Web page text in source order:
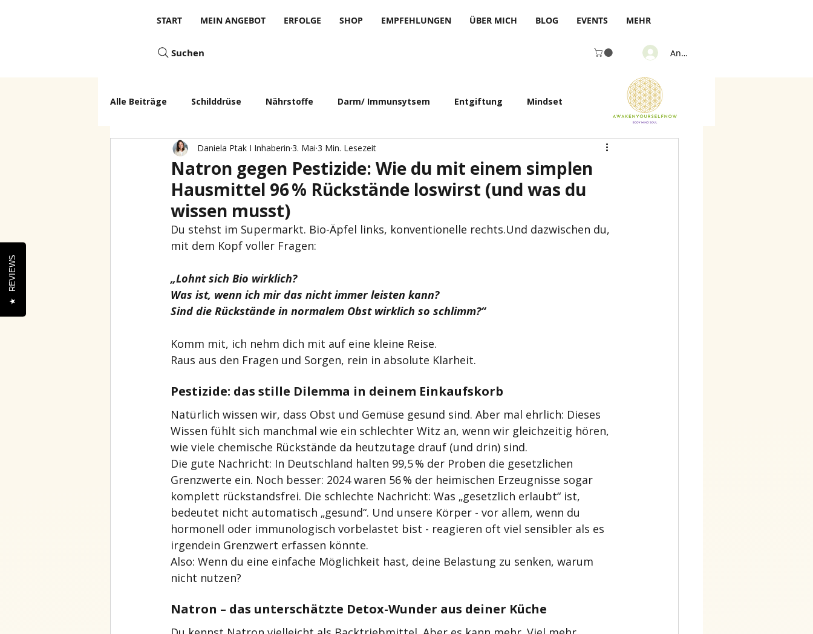
START MEIN ANGEBOT ERFOLGE SHOP EMPFEHLUNGEN ÜBER MICH BLOG EVENTS MEHR
Suchen Anmelden
Alle Beiträge Schilddrüse Nährstoffe Darm/ Immunsytsem Entgiftung Mindset
Natron gegen Pestizide: Wie du mit einem simplen
Hausmittel 96 % Rückstände loswirst (und was du
wissen musst)
Daniela Ptak I Inhaberin 3. Mai 3 Min. Lesezeit
Du stehst im Supermarkt. Bio-Äpfel links, konventionelle rechts.Und dazwischen du,
mit dem Kopf voller Fragen:
„Lohnt sich Bio wirklich?
Was ist, wenn ich mir das nicht immer leisten kann?
Sind die Rückstände in normalem Obst wirklich so schlimm?“
Komm mit, ich nehm dich mit auf eine kleine Reise.
Raus aus den Fragen und Sorgen, rein in absolute Klarheit.
Pestizide: das stille Dilemma in deinem Einkaufskorb
Natürlich wissen wir, dass Obst und Gemüse gesund sind. Aber mal ehrlich: Dieses
Wissen fühlt sich manchmal wie ein schlechter Witz an, wenn wir gleichzeitig hören,
wie viele chemische Rückstände da heutzutage drauf (und drin) sind.
Die gute Nachricht: In Deutschland halten 99,5 % der Proben die gesetzlichen
Grenzwerte ein. Noch besser: 2024 waren 56 % der heimischen Erzeugnisse sogar
komplett rückstandsfrei. Die schlechte Nachricht: Was „gesetzlich erlaubt“ ist,
bedeutet nicht automatisch „gesund“. Und unsere Körper - vor allem, wenn du
hormonell oder immunologisch vorbelastet bist - reagieren oft viel sensibler als es
irgendein Grenzwert erfassen könnte.
Also: Wenn du eine einfache Möglichkeit hast, deine Belastung zu senken, warum
nicht nutzen?
Natron – das unterschätzte Detox-Wunder aus deiner Küche
★
REVIEWS